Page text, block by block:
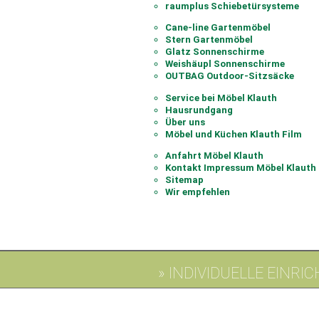
raumplus Schiebetürsysteme
Cane-line Gartenmöbel
Stern Gartenmöbel
Glatz Sonnenschirme
Weishäupl Sonnenschirme
OUTBAG Outdoor-Sitzsäcke
Service bei Möbel Klauth
Hausrundgang
Über uns
Möbel und Küchen Klauth Film
Anfahrt Möbel Klauth
Kontakt Impressum Möbel Klauth
Sitemap
Wir empfehlen
» INDIVIDUELLE